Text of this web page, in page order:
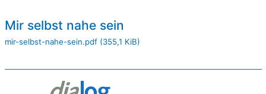
Mir selbst nahe sein
mir-selbst-nahe-sein.pdf (355,1 KiB)